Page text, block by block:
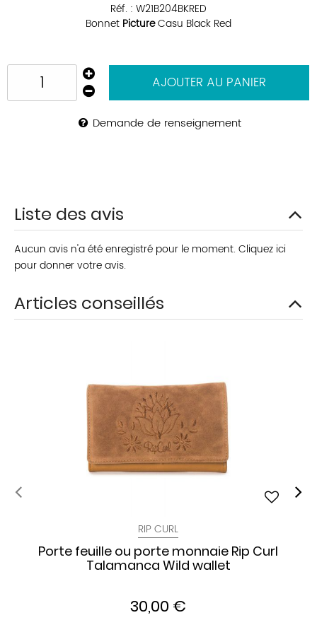
Réf. : W21B204BKRED
Bonnet PictureCasu Black Red
AJOUTER AU PANIER
Demande de renseignement
Liste des avis
Aucun avis n'a été enregistré pour le moment. Cliquez ici
pour donner votre avis.
Articles conseillés
RIP CURL
Porte feuille ou porte monnaie Rip Curl
Talamanca Wild wallet
30,00 €